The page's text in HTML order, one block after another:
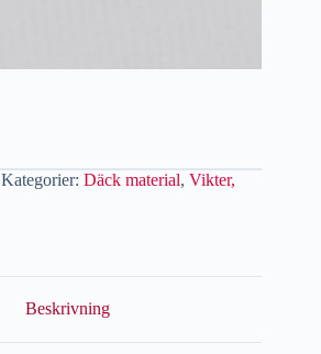
Kategorier: Däck material, Vikter,
Beskrivning